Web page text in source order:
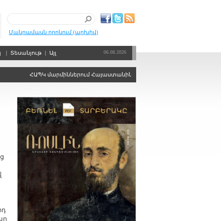
Մանրամասն որոնում (արխիվ)
| Տեսանյութ | Այլ 06.08.2026
ՀԱՊԿ մարմիններում Հայաստանին ձայնի իրավունքից զրկելու